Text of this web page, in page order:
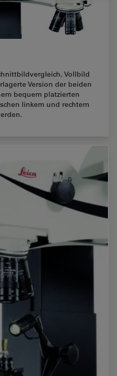
Vollbild
Version der beiden
bequem platzierten
linkem und rechtem